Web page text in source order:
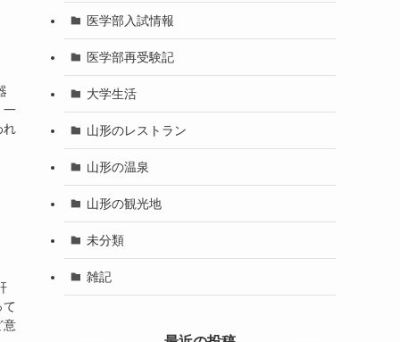
一
れ
て
意
医学部入試情報
医学部再受験記
大学生活
山形のレストラン
山形の温泉
山形の観光地
未分類
雑記